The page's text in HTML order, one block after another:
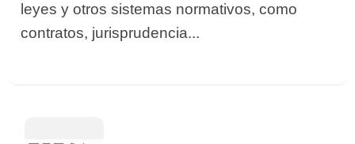
leyes y otros sistemas normativos, como
contratos, jurisprudencia...